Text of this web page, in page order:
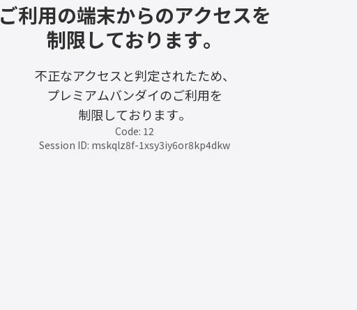
ご利用の端末からのアクセスを
制限しております。
不正なアクセスと判定されたため、
プレミアムバンダイのご利用を
制限しております。
Code: 12
Session ID: mskqlz8f-1xsy3iy6or8kp4dkw